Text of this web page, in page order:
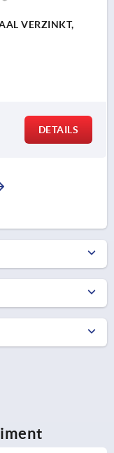
VERZINKT,
DETAILS